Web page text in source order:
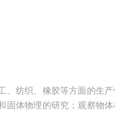
、纺织、橡胶等方面的生
固体物理的研究；观察物